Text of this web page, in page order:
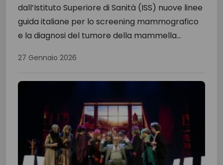
dall’Istituto Superiore di Sanità (ISS) nuove linee
guida italiane per lo screening mammografico
e la diagnosi del tumore della mammella...
27 Gennaio 2026